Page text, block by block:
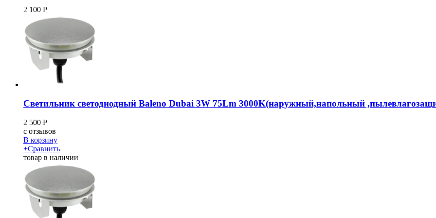
2 100 Р
Светильник светодиодный Baleno Dubai 3W 75Lm 3000K(наружный,напольный
2 500 Р
c отзывов
В корзину
+Сравнить
товар в наличии